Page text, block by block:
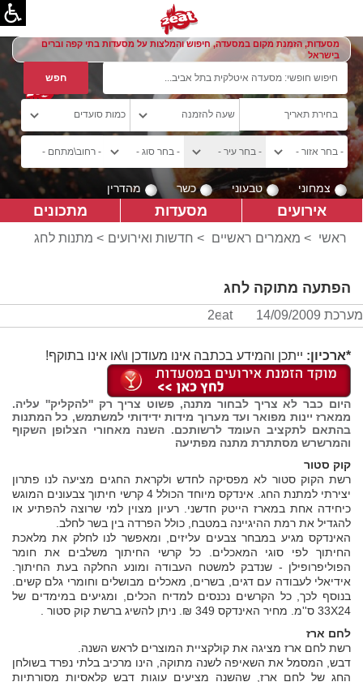
מסעדות, הזמנת מקום במסעדה, חיפוש והמלצות על מסעדות בתי קפה וברים
בישראל
צמחוני טבעוני כשר מהדרין
אירועים מסעדות מתכונים
ראשי > מאמרים ראשיים > חדשות ואירועים > מתנות לחג
הפתעה מתוקה לחג
מערכת 2eat 14/09/2009
*ארכיון: ייתכן והמידע בכתבה אינו מעודכן ו\או אינו בתוקף!
היום כבר לא צריך לבחור מתנה, פשוט צריך רק ''להקליק'' עליה.
ממארז יינות מפואר ועד מערוך מידות ידידותי למשתמש, כל המתנות
בהתאם לתקציב העומד לרשותכם. השנה מאחורי הצלופן השקוף
והמרשרש מסתתרת מתנה מפתיעה
קוק סטור
רשת הקוק סטור לא מפסיקה לחדש ולקראת החגים מציעה לנו פתרון
יצירתי למתנת החג. אינדקס מיוחד הכולל 4 קרשי חיתוך צבעונים המוגש
כיחידה אחת במארז הייטק חדשני. רעיון מצוין למי שרוצה להפתיע או
להגדיל את רמת ההיגיינה במטבח, כולל הפרדה בין בשר לחלב.
האינדקס מגיע במבחר צבעים עליזים, ומאפשר לנו לחלק את מלאכת
החיתוך לפי סוגי המאכלים. כל קרשי החיתוך משלבים את חומר
הפוליפרופילן - שנדבק למשטח העבודה ומונע החלקה בעת החיתוך.
אידיאלי לעבודה עם דגים, בשרים, מאכלים מבושלים וחומרי גלם קשים.
בנוסף לכך, כל הקרשים נכנסים למדיח הכלים, ומגיעים במימדים של
33X24 ס''מ. מחיר האינדקס 349 ₪. ניתן להשיג ברשת קוק סטור .
לחם ארז
רשת לחם ארז מציגה את קולקציית המוצרים לראש השנה.
דבש, המסמל את השאיפה לשנה מתוקה, הינו מרכיב בלתי נפרד בשולחן
החג של לחם ארז, שהשנה מציעים עוגות דבש קלאסיות מסורתיות